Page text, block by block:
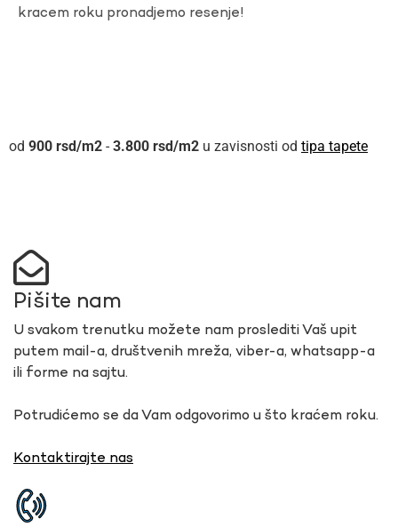
kracem roku pronadjemo resenje!
900 rsd - 3.800 rsd u zavisnosti od tipa tapete
Pišite nam
U svakom trenutku možete nam proslediti Vaš upit
putem mail-a, društvenih mreža, viber-a, whatsapp-a
ili forme na sajtu.
Potrudićemo se da Vam odgovorimo u što kraćem roku.
Kontaktirajte nas